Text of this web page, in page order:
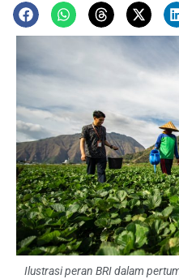
Ilustrasi peran BRI dalam